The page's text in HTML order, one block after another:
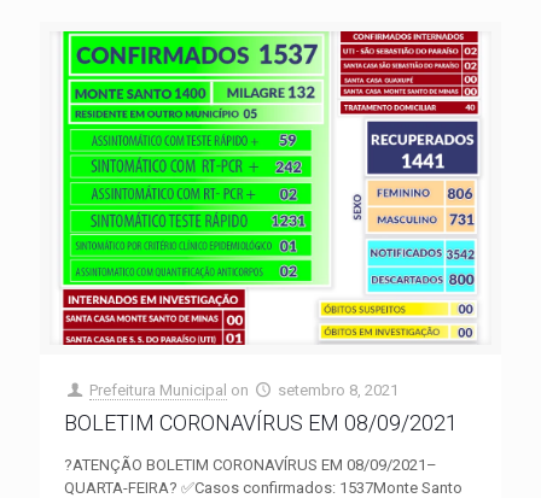
Prefeitura Municipal on setembro 8, 2021
BOLETIM CORONAVÍRUS EM 08/09/2021
?ATENÇÃO BOLETIM CORONAVÍRUS EM 08/09/2021–
QUARTA-FEIRA? ✅Casos confirmados: 1537Monte Santo